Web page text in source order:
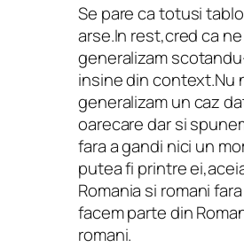
Se pare ca totusi
arse.In rest,cred ca
generalizam
insine din context.Nu
generalizam un caz
oarecare dar si
fara a gandi nici un
putea fi printre
Romania si romani
facem parte din
romani.